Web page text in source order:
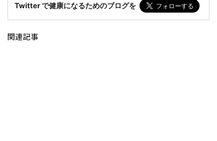
Twitter で健康になるためのブログを
関連記事